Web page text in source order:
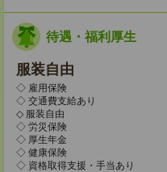
待遇・福利厚生
服装自由
◇ 雇用保険
◇ 交通費支給あり
◇ 服装自由
◇ 労災保険
◇ 厚生年金
◇ 健康保険
◇ 資格取得支援・手当あり